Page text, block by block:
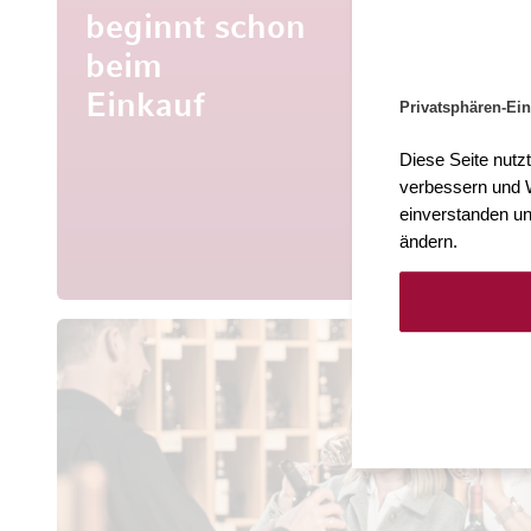
Privatsphären-
Diese Seite
verbessern und
einverstanden
ändern.
beginnt schon
beim
Einkauf
aus aller